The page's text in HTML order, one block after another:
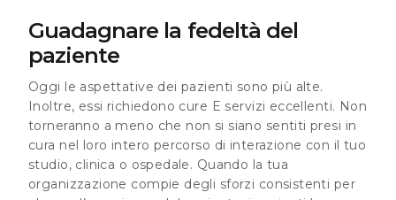
Guadagnare la fedeltà del
paziente
Oggi le aspettative dei pazienti sono più alte.
Inoltre, essi richiedono cure E servizi eccellenti. Non
torneranno a meno che non si siano sentiti presi in
cura nel loro intero percorso di interazione con il tuo
studio, clinica o ospedale. Quando la tua
organizzazione compie degli sforzi consistenti per